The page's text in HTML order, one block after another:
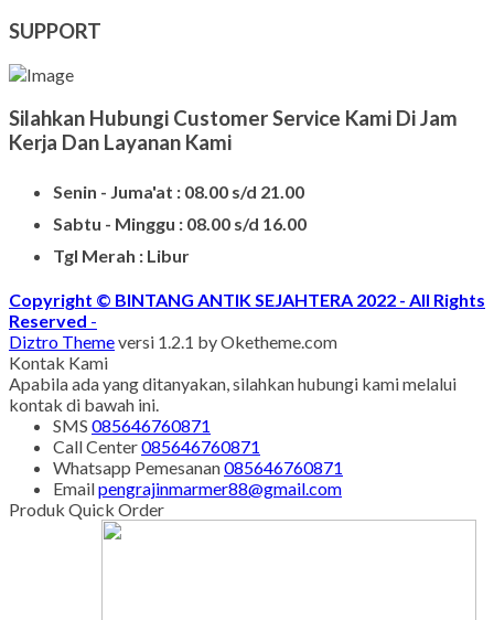
SUPPORT
Silahkan Hubungi Customer Service Kami Di Jam
Kerja Dan Layanan Kami
Senin - Juma'at : 08.00 s/d 21.00
Sabtu - Minggu : 08.00 s/d 16.00
Tgl Merah : Libur
Copyright © BINTANG ANTIK SEJAHTERA 2022 - All Rights
Reserved -
Diztro Themeversi 1.2.1 by Oketheme.com
Kontak Kami
Apabila ada yang ditanyakan, silahkan hubungi kami melalui
kontak di bawah ini.
SMS 085646760871
Call Center085646760871
Whatsapp Pemesanan085646760871
Emailpengrajinmarmer88@gmail.com
Produk Quick Order